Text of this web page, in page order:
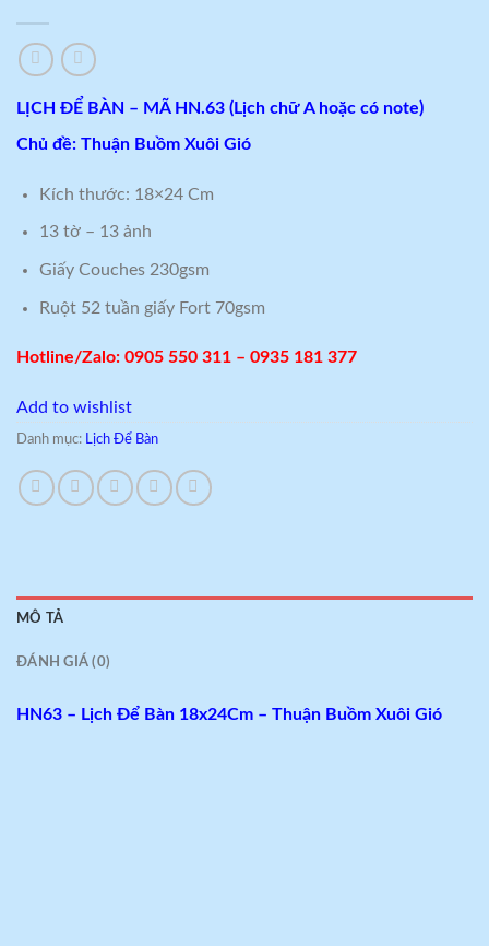
LỊCH ĐỂ BÀN – MÃ HN.63 (Lịch chữ A hoặc có note)
Chủ đề: Thuận Buồm Xuôi Gió
Kích thước: 18×24 Cm
13 tờ – 13 ảnh
Giấy Couches 230gsm
Ruột 52 tuần giấy Fort 70gsm
Hotline/Zalo: 0905 550 311 – 0935 181 377
Add to wishlist
Danh mục: Lịch Để Bàn
MÔ TẢ
ĐÁNH GIÁ (0)
HN63 – Lịch Để Bàn 18x24Cm – Thuận Buồm Xuôi Gió